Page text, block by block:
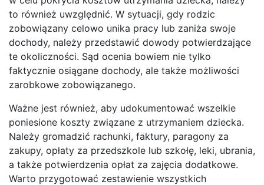
to również uwzględnić. W sytuacji, gdy rodzic
zobowiązany celowo unika pracy lub zaniża swoje
dochody, należy przedstawić dowody potwierdzające
te okoliczności. Sąd ocenia bowiem nie tylko
faktycznie osiągane dochody, ale także możliwości
zarobkowe zobowiązanego.
Ważne jest również, aby udokumentować wszelkie
poniesione koszty związane z utrzymaniem dziecka.
Należy gromadzić rachunki, faktury, paragony za
zakupy, opłaty za przedszkole lub szkołę, leki, ubrania,
a także potwierdzenia opłat za zajęcia dodatkowe.
Warto przygotować zestawienie wszystkich